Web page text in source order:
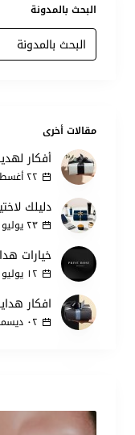
البحث بالمدونة
مقالات أخرى
أفكار
٢٢
دليلك
٢٣ يوليو
خيارات
١٢ يوليو
افكار
٠٢